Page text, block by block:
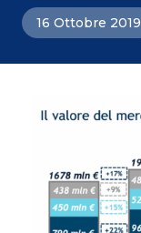
16 Ottobre 2019